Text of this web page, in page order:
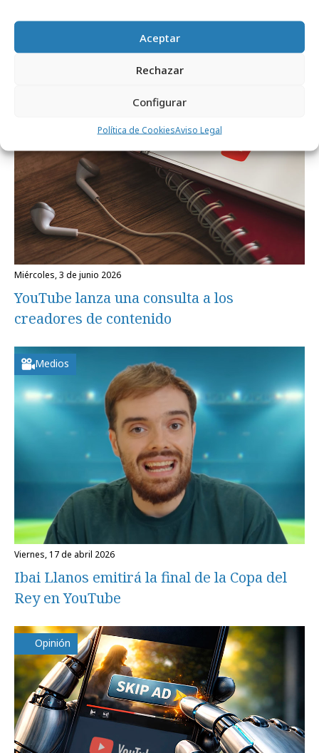
Aceptar
Rechazar
Configurar
Política de CookiesAviso Legal
Noticias Relacionadas
miércoles, 3 de junio 2026
YouTube lanza una consulta a los
creadores de contenido
Medios
viernes, 17 de abril 2026
Ibai Llanos emitirá la final de la Copa del
Rey en YouTube
Opinión